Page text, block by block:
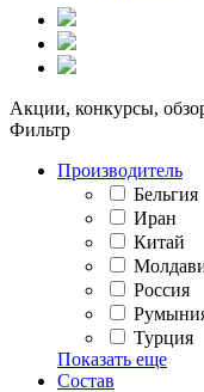
Акции, конкурсы,
Фильтр
Производитель
Бельгия
Иран
Китай
Россия
Турция
Показать еще
Состав